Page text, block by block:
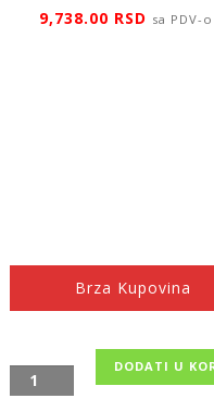
9,738.00 RSD sa PDV-
Brza Kupovina
Tuš
kanalica
DODATI U